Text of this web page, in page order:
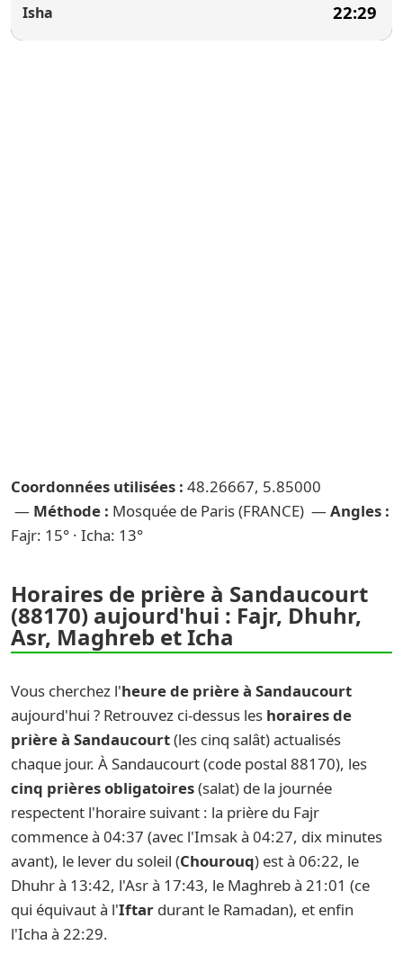
Isha 22:29
Coordonnées utilisées : 48.26667, 5.85000
— Méthode : Mosquée de Paris (FRANCE) — Angles :
Fajr: 15° · Icha: 13°
Horaires de prière à Sandaucourt
(88170) aujourd'hui : Fajr, Dhuhr,
Asr, Maghreb et Icha
Vous cherchez l'heure de prière à Sandaucourt
aujourd'hui ? Retrouvez ci-dessus les horaires de
prière à Sandaucourt(les cinq salât) actualisés
chaque jour. À Sandaucourt (code postal 88170), les
cinq prières obligatoires(salat) de la journée
respectent l'horaire suivant : la prière du Fajr
commence à 04:37 (avec l'Imsak à 04:27, dix minutes
avant), le lever du soleil (Chourouq) est à 06:22, le
Dhuhr à 13:42, l'Asr à 17:43, le Maghreb à 21:01 (ce
qui équivaut à l'Iftar durant le Ramadan), et enfin
l'Icha à 22:29.